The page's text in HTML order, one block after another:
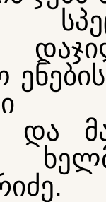
და